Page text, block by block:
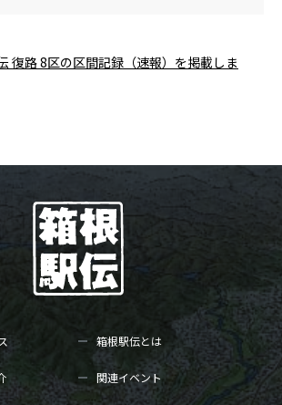
復路 8区の区間記録（速報）を掲載しま
箱根駅伝とは
関連イベント